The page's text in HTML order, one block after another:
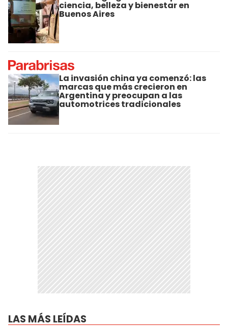
ciencia, belleza y bienestar en
Buenos Aires
La invasión china ya comenzó: las
marcas que más crecieron en
Argentina y preocupan a las
automotrices tradicionales
LAS MÁS LEÍDAS